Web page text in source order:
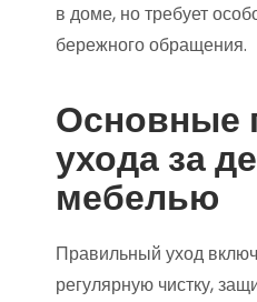
в доме, но требует
бережного обращения.
Основные
ухода за
мебелью
Правильный уход
регулярную чистку,